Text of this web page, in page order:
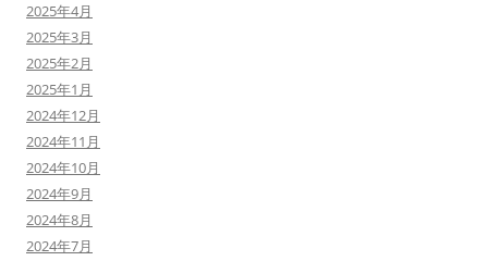
2025年4月
2025年3月
2025年2月
2025年1月
2024年12月
2024年11月
2024年10月
2024年9月
2024年8月
2024年7月